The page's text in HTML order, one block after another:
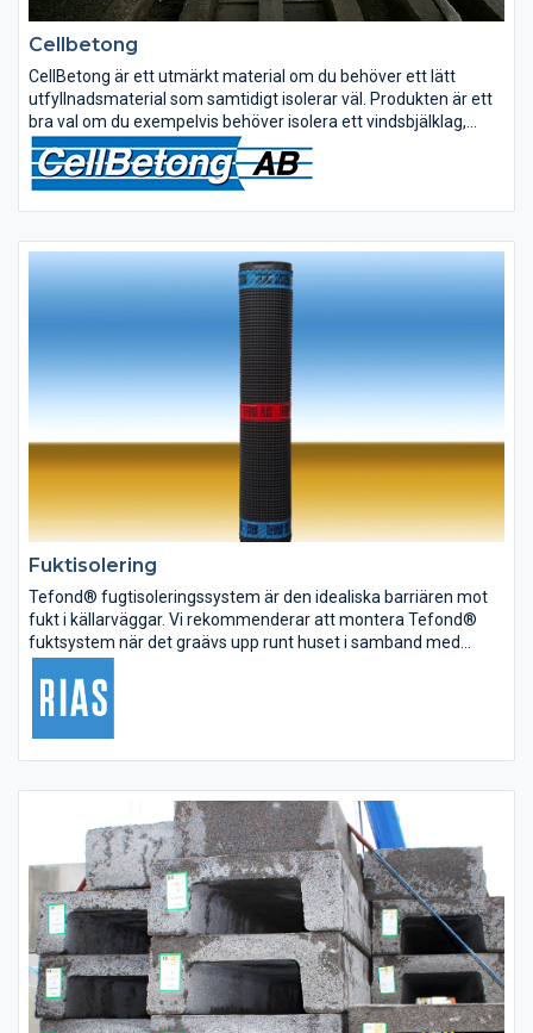
Cellbetong
CellBetong är ett utmärkt material om du behöver ett lätt
utfyllnadsmaterial som samtidigt isolerar väl. Produkten är ett
bra val om du exempelvis behöver isolera ett vindsbjälklag,
golvet i en utgrävd källare eller i ett badrum. Till skillnad mot...
Fuktisolering
Tefond® fugtisoleringssystem är den idealiska barriären mot
fukt i källarväggar. Vi rekommenderar att montera Tefond®
fuktsystem när det graävs upp runt huset i samband med
Tefond®PLUS...